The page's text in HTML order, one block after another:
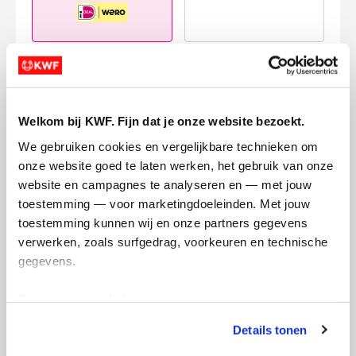
Welkom bij KWF. Fijn dat je onze website bezoekt.
We gebruiken cookies en vergelijkbare technieken om
onze website goed te laten werken, het gebruik van onze
website en campagnes te analyseren en — met jouw
toestemming — voor marketingdoeleinden. Met jouw
toestemming kunnen wij en onze partners gegevens
verwerken, zoals surfgedrag, voorkeuren en technische
gegevens.
tonen. Je kunt je toestemming op elk moment wijzigen of
Details tonen
Credit Card
I want to contribute to the transaction
costsThis will add €0.40 to your donation.
Donate Now
My Goal